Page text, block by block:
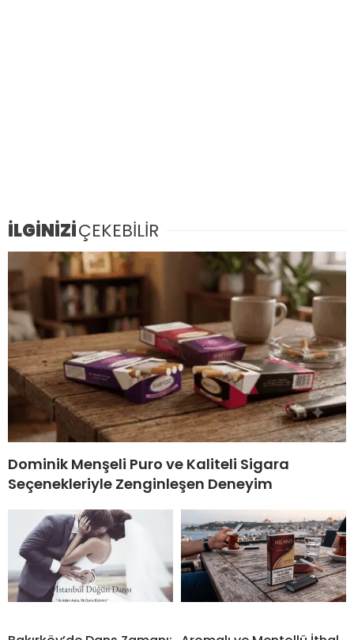
İLGİNİZİÇEKEBİLİR
Dominik Menşeli Puro ve Kaliteli Sigara
Seçenekleriyle Zenginleşen Deneyim